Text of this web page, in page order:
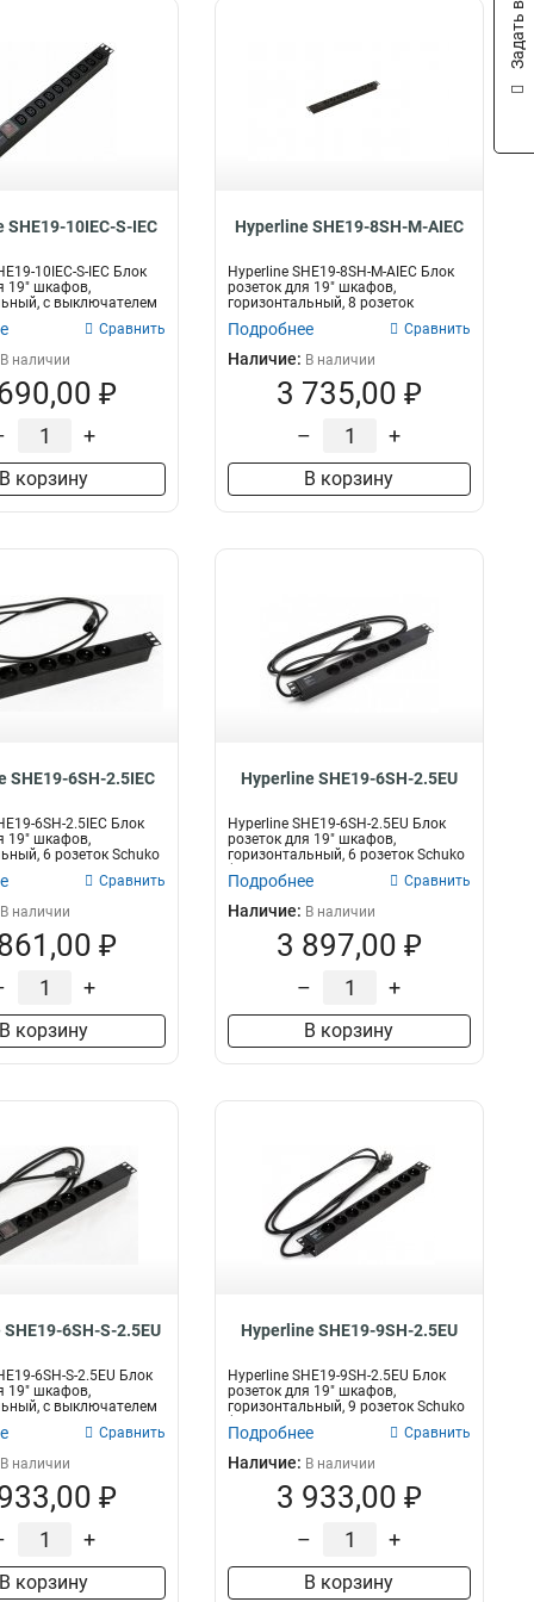
10IEC-S-IEC
10IEC-S-IEC Блок
19" шкафов,
с выключателем
Сравнить
В наличии
₽
+
В корзину
Hyperline SHE19-8SH-M-AIEC
Hyperline SHE19-8SH-M-AIEC Блок
розеток для 19" шкафов,
горизонтальный, 8 розеток
Schuko,...
Подробнее Сравнить
Наличие: В наличии
3 735,00 ₽
– +
В корзину
SHE19-6SH-2.5IEC
6SH-2.5IEC Блок
19" шкафов,
6 розеток Schuko
Сравнить
В наличии
₽
+
В корзину
Hyperline SHE19-6SH-2.5EU
Hyperline SHE19-6SH-2.5EU Блок
розеток для 19" шкафов,
горизонтальный, 6 розеток Schuko
Подробнее Сравнить
Наличие: В наличии
3 897,00 ₽
– +
В корзину
6SH-S-2.5EU
6SH-S-2.5EU Блок
19" шкафов,
с выключателем
Сравнить
В наличии
₽
+
В корзину
Hyperline SHE19-9SH-2.5EU
Hyperline SHE19-9SH-2.5EU Блок
розеток для 19" шкафов,
горизонтальный, 9 розеток Schuko
Подробнее Сравнить
Наличие: В наличии
3 933,00 ₽
– +
В корзину